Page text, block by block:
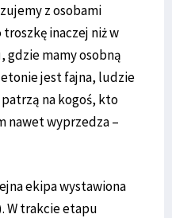
z osobami
troszkę inaczej niż w
gdzie mamy osobną
jest fajna, ludzie
na kogoś, kto
nawet wyprzedza –
ekipa wystawiona
W trakcie etapu